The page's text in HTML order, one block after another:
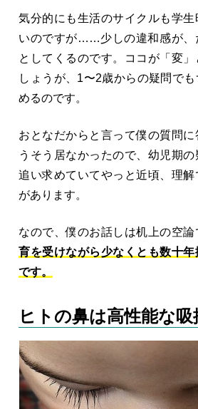
気分的にも生活のサイクルも学
いのですが……少しの違和感が、
としてくるのです。ココが「変
しょうが、1〜2歳からの疑問で
めるのです。
おとなだからと言って僕の質問
うそう居なかったので、幼児期
追い求めていてやっと近頃、理解
があります。
なので、僕のお話しは机上の空
育を受けながら少なくとも数十
です。
ヒトの鼻は高性能な吸